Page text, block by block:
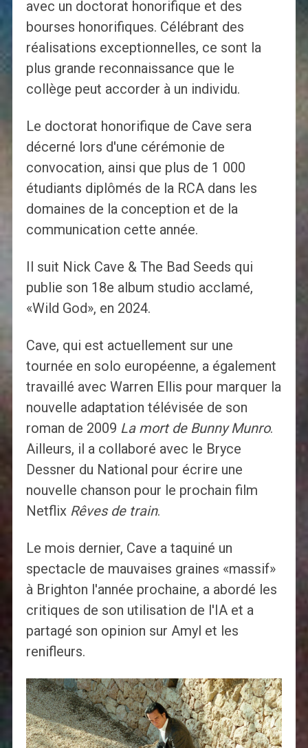
avec un doctorat honorifique et des
bourses honorifiques. Célébrant des
réalisations exceptionnelles, ce sont la
plus grande reconnaissance que le
collège peut accorder à un individu.
Le doctorat honorifique de Cave sera
décerné lors d'une cérémonie de
convocation, ainsi que plus de 1 000
étudiants diplômés de la RCA dans les
domaines de la conception et de la
communication cette année.
Il suit Nick Cave & The Bad Seeds qui
publie son 18e album studio acclamé,
«Wild God», en 2024.
Cave, qui est actuellement sur une
tournée en solo européenne, a également
travaillé avec Warren Ellis pour marquer la
nouvelle adaptation télévisée de son
roman de 2009 La mort de Bunny Munro.
Ailleurs, il a collaboré avec le Bryce
Dessner du National pour écrire une
nouvelle chanson pour le prochain film
Netflix Rêves de train.
Le mois dernier, Cave a taquiné un
spectacle de mauvaises graines «massif»
à Brighton l'année prochaine, a abordé les
critiques de son utilisation de l'IA et a
partagé son opinion sur Amyl et les
renifleurs.